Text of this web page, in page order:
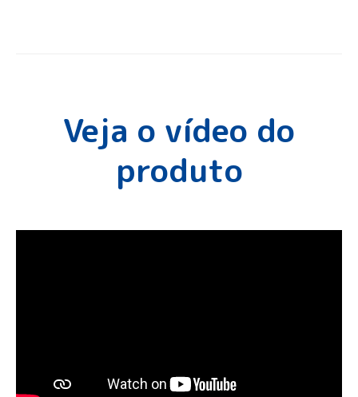
Veja o vídeo do
produto